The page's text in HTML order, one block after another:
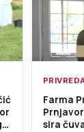
Farma
sira